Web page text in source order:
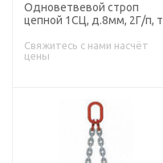
Одноветвевой строп
цепной 1СЦ, д.8мм, 2Г/п, т
Свяжитесь с нами насчёт
цены